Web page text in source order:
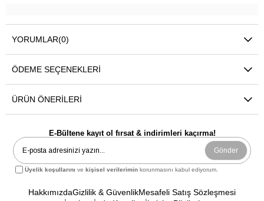
YORUMLAR(0)
ÖDEME SEÇENEKLERI
ÜRÜN ÖNERILERI
E-Bültene kayıt ol fırsat & indirimleri kaçırma!
Gönder
Üyelik koşullarını vekişisel verilerimin korunmasını kabul ediyorum.
HakkımızdaGizlilik & GüvenlikMesafeli Satış Sözleşmesi